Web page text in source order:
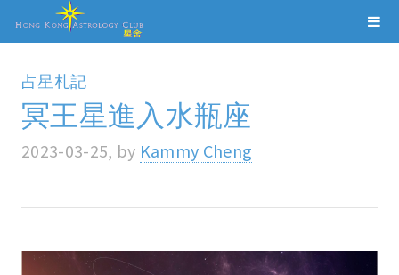
占星札記
冥王星進入水瓶座
2023-03-25, by Kammy Cheng